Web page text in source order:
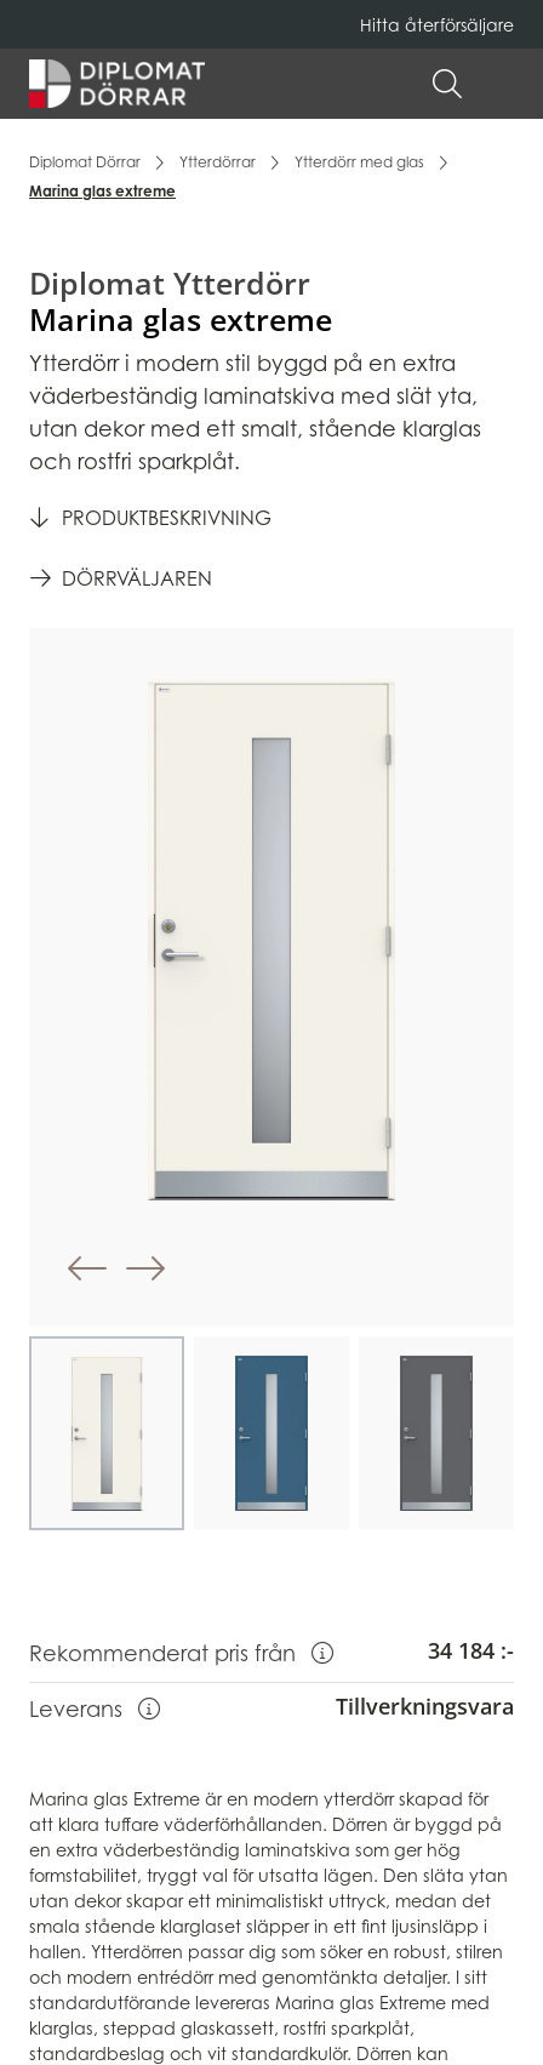
Hitta återförsäljare
ÖPPNA
Diplomat Dörrar Ytterdörrar
Ytterdörr med glas
Marina glas extreme
Diplomat Ytterdörr
Marina glas extreme
Ytterdörr i modern stil byggd på en extra
väderbeständig laminatskiva med slät yta,
utan dekor med ett smalt, stående klarglas
och rostfri sparkplåt.
PRODUKTBESKRIVNING
DÖRRVÄLJAREN
Föregående bild
Nästa bild
Choose image Choose image Choose image
Rekommenderat pris från
Visa information om
34 184 :-
Leverans
Tillverkningsvara
Marina glas Extreme är en modern ytterdörr skapad för
att klara tuffare väderförhållanden. Dörren är byggd på
en extra väderbeständig laminatskiva som ger hög
formstabilitet, tryggt val för utsatta lägen. Den släta ytan
utan dekor skapar ett minimalistiskt uttryck, medan det
smala stående klarglaset släpper in ett fint ljusinsläpp i
hallen. Ytterdörren passar dig som söker en robust, stilren
och modern entrédörr med genomtänkta detaljer. I sitt
standardutförande levereras Marina glas Extreme med
klarglas, steppad glaskassett, rostfri sparkplåt,
standardbeslag och vit standardkulör. Dörren kan